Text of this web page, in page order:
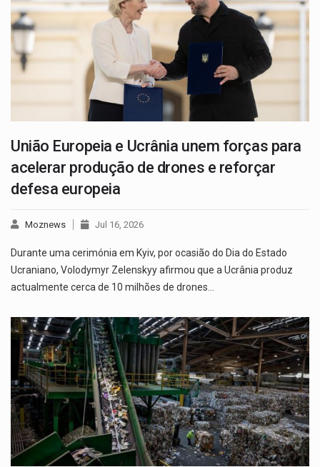
União Europeia e Ucrânia unem forças para
acelerar produção de drones e reforçar
defesa europeia
Moznews Jul 16, 2026
Durante uma cerimónia em Kyiv, por ocasião do Dia do Estado
Ucraniano, Volodymyr Zelenskyy afirmou que a Ucrânia produz
actualmente cerca de 10 milhões de drones…